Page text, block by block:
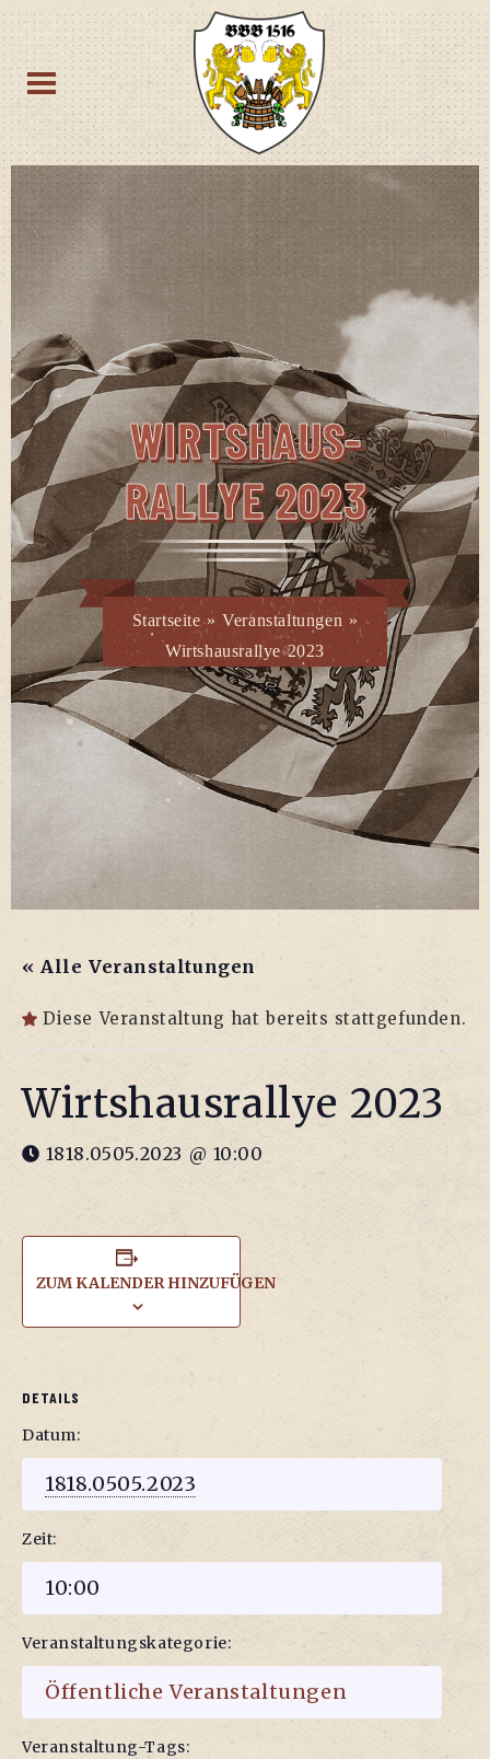
WIRTS­HAUS­
RAL­LYE 2023
Startseite»Veranstaltungen »
Wirtshausrallye 2023
« Alle Veranstaltungen
Diese Veranstaltung hat bereits stattgefunden.
Wirts­haus­ral­lye 2023
1818.0505.2023 @ 10:00
ZUM KALENDER HINZUFÜGEN
DETAILS
Datum:
1818.0505.2023
Zeit:
10:00
Veranstaltungskategorie:
Öffentliche Veranstaltungen
Veranstaltung-Tags: